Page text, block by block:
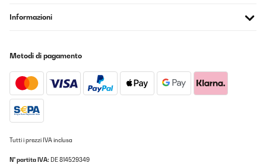
Informazioni
Metodi di pagamento
Tutti i prezzi IVA inclusa
N° partita IVA: DE 814529349